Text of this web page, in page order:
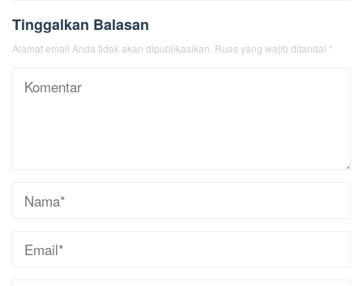
Tinggalkan Balasan
Alamat email Anda tidak akan dipublikasikan. Ruas yang wajib ditandai *